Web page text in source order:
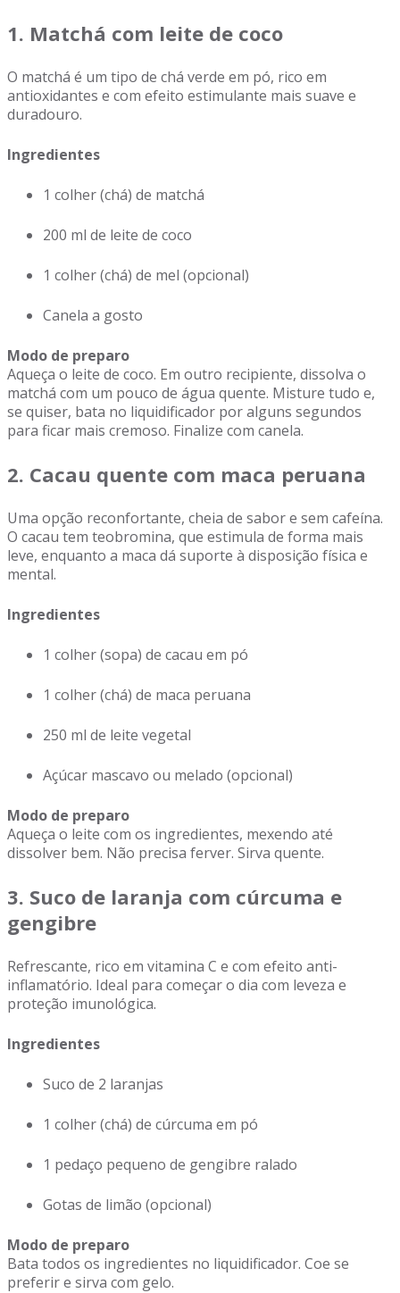
1. Matchá com leite de coco
O matchá é um tipo de chá verde em pó, rico em
antioxidantes e com efeito estimulante mais suave e
duradouro.
Ingredientes
1 colher (chá) de matchá
200 ml de leite de coco
1 colher (chá) de mel (opcional)
Canela a gosto
Modo de preparo
Aqueça o leite de coco. Em outro recipiente, dissolva o
matchá com um pouco de água quente. Misture tudo e,
se quiser, bata no liquidificador por alguns segundos
para ficar mais cremoso. Finalize com canela.
2. Cacau quente com maca peruana
Uma opção reconfortante, cheia de sabor e sem cafeína.
O cacau tem teobromina, que estimula de forma mais
leve, enquanto a maca dá suporte à disposição física e
mental.
Ingredientes
1 colher (sopa) de cacau em pó
1 colher (chá) de maca peruana
250 ml de leite vegetal
Açúcar mascavo ou melado (opcional)
Modo de preparo
Aqueça o leite com os ingredientes, mexendo até
dissolver bem. Não precisa ferver. Sirva quente.
3. Suco de laranja com cúrcuma e
gengibre
Refrescante, rico em vitamina C e com efeito anti-
inflamatório. Ideal para começar o dia com leveza e
proteção imunológica.
Ingredientes
Suco de 2 laranjas
1 colher (chá) de cúrcuma em pó
1 pedaço pequeno de gengibre ralado
Gotas de limão (opcional)
Modo de preparo
Bata todos os ingredientes no liquidificador. Coe se
preferir e sirva com gelo.